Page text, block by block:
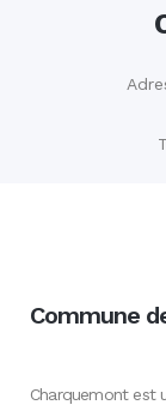
Commune
Charquemont est